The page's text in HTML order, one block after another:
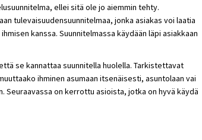
ellei sitä ole jo aiemmin tehty.
tulevaisuudensuunnitelmaa, jonka asiakas voi laatia
kanssa. Suunnitelmassa käydään läpi asiakkaan
se kannattaa suunnitella huolella. Tarkistettavat
ihminen asumaan itsenäisesti, asuntolaan vai
Seuraavassa on kerrottu asioista, jotka on hyvä käydä